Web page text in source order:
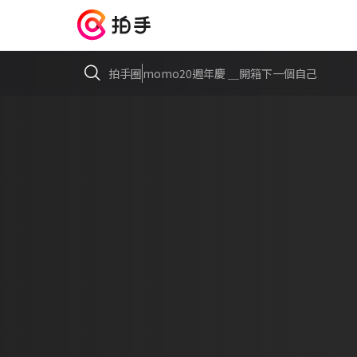
拍手圈momo20週年慶 ＿開箱下一個自己